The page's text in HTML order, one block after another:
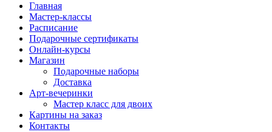
Главная
Мастер-классы
Расписание
Подарочные сертификаты
Онлайн-курсы
Магазин
Подарочные наборы
Доставка
Арт-вечеринки
Мастер класс для двоих
Картины на заказ
Контакты